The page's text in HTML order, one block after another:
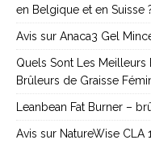
en Belgique et en Suisse
Avis sur Anaca3 Gel
Quels Sont Les Meilleurs
Brûleurs de Graisse
Leanbean Fat Burner –
Avis sur NatureWise CLA